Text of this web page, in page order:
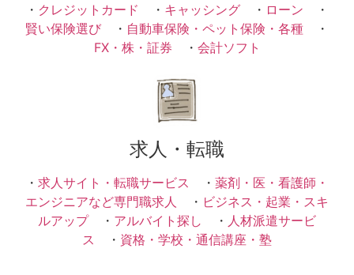
・ クレジットカード ・ キャッシング ・ ローン ・
賢い保険選び ・ 自動車保険・ペット保険・各種 ・
FX・株・証券 ・ 会計ソフト
求人・転職
・ 求人サイト・転職サービス ・ 薬剤・医・看護師・
エンジニアなど専門職求人
・ ビジネス・起業・スキ
ルアップ・ アルバイト探し ・ 人材派遣サービ
ス ・ 資格・学校・通信講座・塾